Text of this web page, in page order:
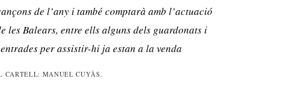
de l’any i també comptarà amb l’actuació
les Balears, entre ells alguns dels guardonats i
per assistir-hi ja estan a la venda
CARTELL: MANUEL CUYÀS.